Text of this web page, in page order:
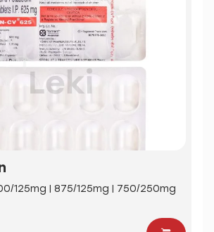
125mg | 875/125mg | 750/250mg